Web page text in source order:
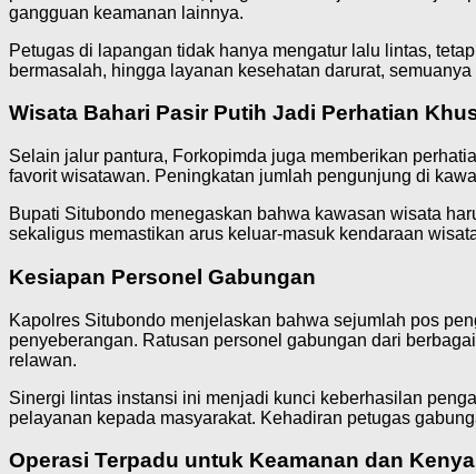
gangguan keamanan lainnya.
Petugas di lapangan tidak hanya mengatur lalu lintas,
bermasalah, hingga layanan kesehatan darurat,
Wisata Bahari Pasir Putih Jadi Perhatian
Selain jalur pantura, Forkopimda juga memberikan
favorit wisatawan. Peningkatan jumlah pengunjung di
Bupati Situbondo menegaskan bahwa kawasan wisata
sekaligus memastikan arus keluar-masuk kendaraan
Kesiapan Personel Gabungan
Kapolres Situbondo menjelaskan bahwa sejumlah pos
penyeberangan. Ratusan personel gabungan dari
relawan.
Sinergi lintas instansi ini menjadi kunci keberhasilan
pelayanan kepada masyarakat. Kehadiran petugas
Operasi Terpadu untuk Keamanan dan